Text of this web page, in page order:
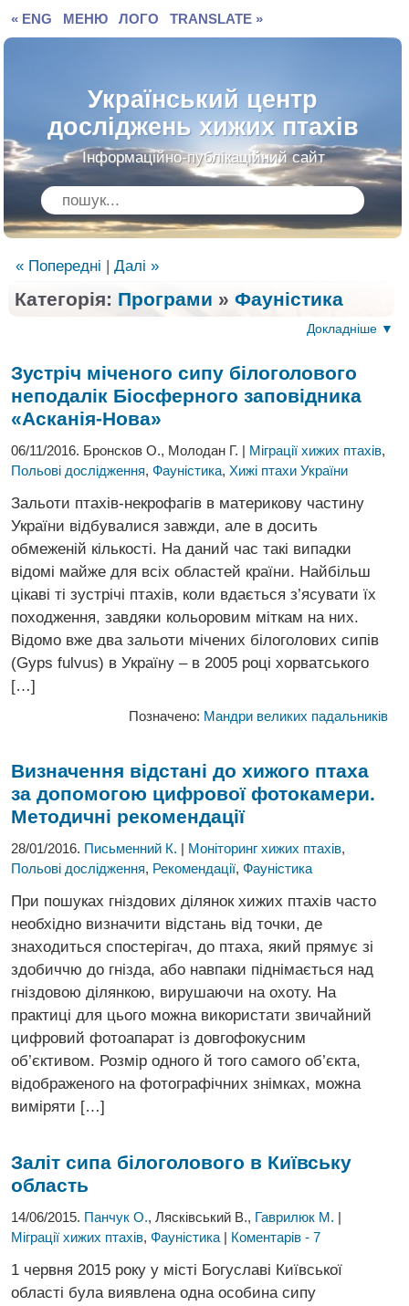
« ENG МЕНЮ ЛОГО TRANSLATE »
Український центр
досліджень хижих птахів
Інформаційно-публікаційний сайт
« Попередні | Далі »
Категорія: Програми » Фауністика
Докладніше ▼
Зустріч міченого сипу білоголового
неподалік Біосферного заповідника
«Асканія-Нова»
06/11/2016. Бронсков О., Молодан Г. | Міграції хижих птахів,
Польові дослідження, Фауністика, Хижі птахи України
Зальоти птахів-некрофагів в материкову частину
України відбувалися завжди, але в досить
обмеженій кількості. На даний час такі випадки
відомі майже для всіх областей країни. Найбільш
цікаві ті зустрічі птахів, коли вдається з’ясувати їх
походження, завдяки кольоровим міткам на них.
Відомо вже два зальоти мічених білоголових сипів
(Gyps fulvus) в Україну – в 2005 році хорватського
[…]
Позначено: Мандри великих падальників
Визначення відстані до хижого птаха
за допомогою цифрової фотокамери.
Методичні рекомендації
28/01/2016. Письменний К. | Моніторинг хижих птахів,
Польові дослідження, Рекомендації, Фауністика
При пошуках гніздових ділянок хижих птахів часто
необхідно визначити відстань від точки, де
знаходиться спостерігач, до птаха, який прямує зі
здобиччю до гнізда, або навпаки піднімається над
гніздовою ділянкою, вирушаючи на охоту. На
практиці для цього можна використати звичайний
цифровий фотоапарат із довгофокусним
об’єктивом. Розмір одного й того самого об’єкта,
відображеного на фотографічних знімках, можна
виміряти […]
Заліт сипа білоголового в Київську
область
14/06/2015. Панчук О., Лясківський В., Гаврилюк М. |
Міграції хижих птахів, Фауністика | Коментарів - 7
1 червня 2015 року у місті Богуславі Київської
області була виявлена одна особина сипу